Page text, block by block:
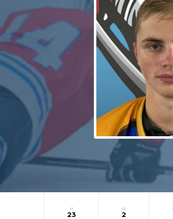
И
23
Ш
2